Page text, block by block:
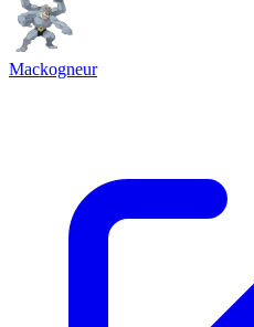
Mackogneur